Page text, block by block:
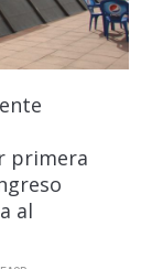
primera
al